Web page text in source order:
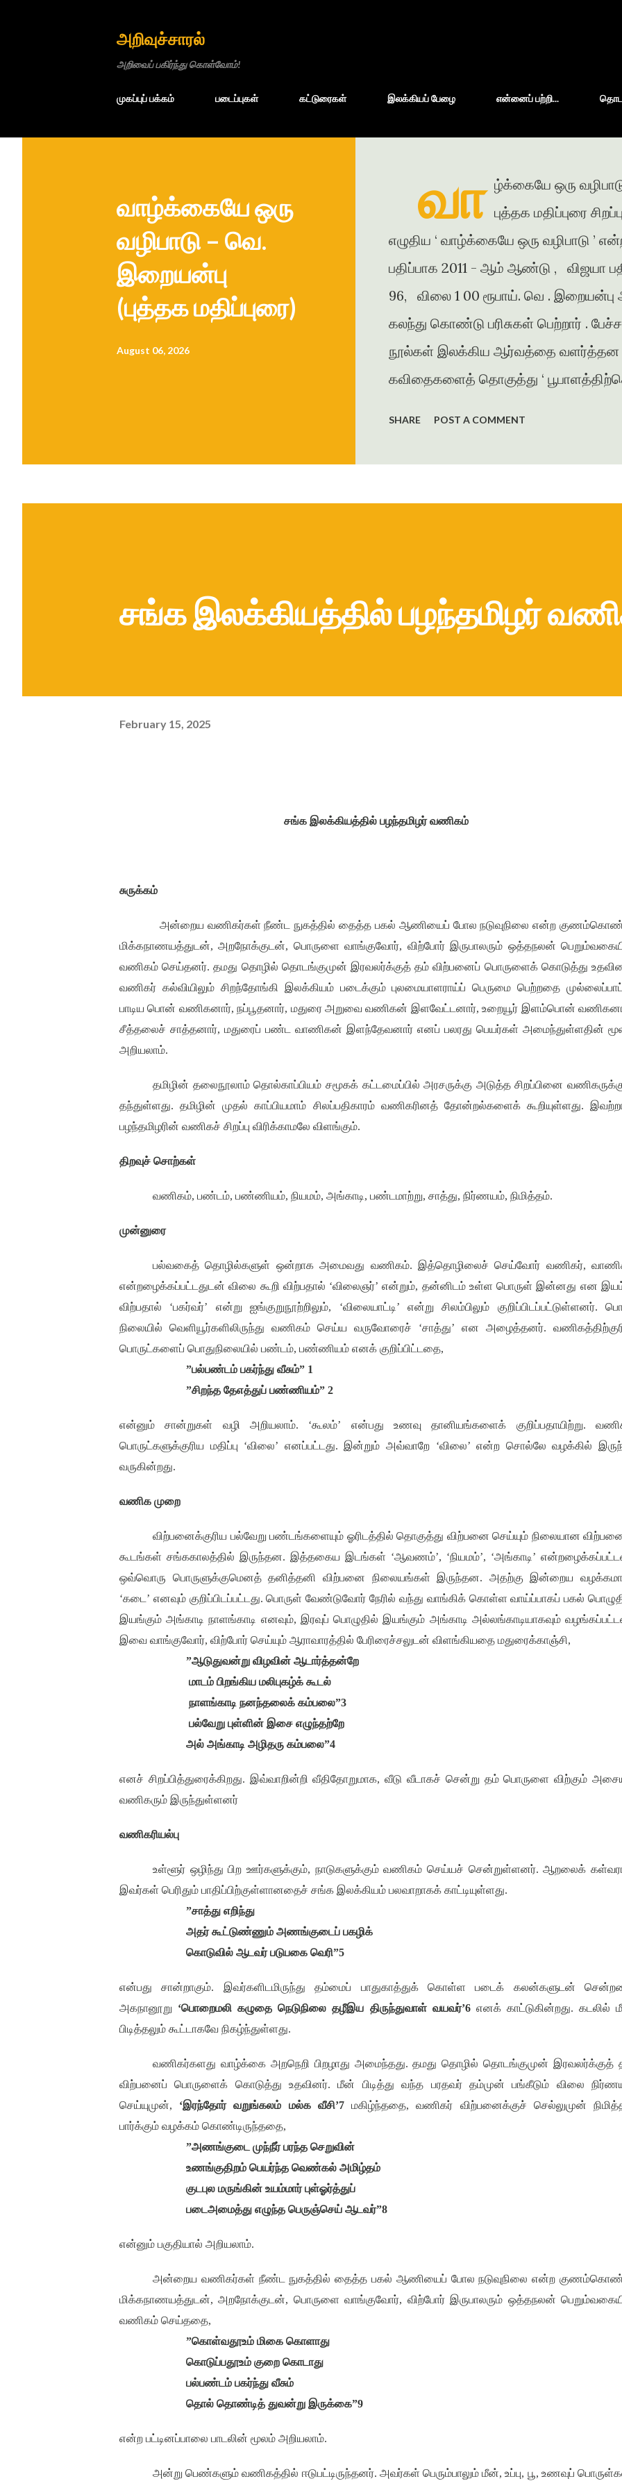
அறிவுச்சாரல்
அறிவைப் பகிர்ந்து கொள்வோம்!
முகப்புப் பக்கம் படைப்புகள் கட்டுரைகள் இலக்கியப் பேழை என்னைப் பற்றி...
வாழ்க்கையே ஒரு
வழிபாடு – வெ.
இறையன்பு
(புத்தக மதிப்புரை)
August 06, 2026
வா ழ்க்கையே ஒரு
புத்தக மதிப்புரை
எழுதிய ‘ வாழ்க்கையே ஒரு வழிபாடு
பதிப்பாக 2011 - ஆம் ஆண்டு , விஜயா
96, விலை 1 00 ரூபாய். வெ .
கலந்து கொண்டு பரிசுகள் பெற்றார் .
நூல்கள் இலக்கிய ஆர்வத்தை வளர்த்தன .
கவிதைகளைத் தொகுத்து ‘
கவிதை , கட்டுரைகளை எழுதியுள்ளார்
SHARE POST A COMMENT
சங்க இலக்கியத்தில் பழந்தமிழர்
February 15, 2025
சங்க இலக்கியத்தில் பழந்தமிழர் வணிகம்
சுருக்கம்
அன்றைய வணிகர்கள் நீண்ட நுகத்தில் தைத்த பகல் ஆணியைப் போல நடுவுநிலை என்ற
மிக்கநாணயத்துடன்,அறநோக்குடன், பொருளை வாங்குவோர், விற்போர் இருபாலரும் ஒத்தநலன்
வணிகம் செய்தனர். தமது தொழில் தொடங்குமுன் இரவலர்க்குத் தம் விற்பனைப் பொருளைக் கொடுத்து
வணிகர் கல்வியிலும் சிறந்தோங்கி இலக்கியம் படைக்கும் புலமையாளராய்ப் பெருமை பெற்றதை
பாடிய பொன் வணிகனார்,நப்பூதனார், மதுரை அறுவை வணிகன் இளவேட்டனார்,உறையூர் இளம்பொன்
சீத்தலைச் சாத்தனார், மதுரைப் பண்ட வாணிகன் இளந்தேவனார் எனப் பலரது பெயர்கள் அமைந்துள்ளதின்
அறியலாம்.
தமிழின் தலைநூலாம் தொல்காப்பியம் சமூகக் கட்டமைப்பில் அரசருக்கு அடுத்த சிறப்பினை
தந்துள்ளது. தமிழின் முதல் காப்பியமாம் சிலப்பதிகாரம் வணிகரினத் தோன்றல்களைக் கூறியுள்ளது.
பழந்தமிழரின் வணிகச் சிறப்பு விரிக்காமலே விளங்கும்.
திறவுச் சொற்கள்
வணிகம், பண்டம், பண்ணியம், நியமம், அங்காடி, பண்டமாற்று, சாத்து, நிர்ணயம், நிமித்தம்.
முன்னுரை
பல்வகைத் தொழில்களுள் ஒன்றாக அமைவது வணிகம். இத்தொழிலைச் செய்வோர் வணிகர்,
என்றழைக்கப்பட்டதுடன் விலை கூறி விற்பதால் ‘விலைஞர்’என்றும், தன்னிடம் உள்ள பொருள் இன்னது என
விற்பதால் ‘பகர்வர்’ என்று ஐங்குறுநூற்றிலும், ‘விலையாட்டி’ என்று சிலம்பிலும் குறிப்பிடப்பட்டுள்ளனர்.
நிலையில் வெளியூர்களிலிருந்து வணிகம் செய்ய வருவோரைச் ‘சாத்து’ என அழைத்தனர்.
பொருட்களைப் பொதுநிலையில் பண்டம், பண்ணியம் எனக் குறிப்பிட்டதை,
”பல்பண்டம் பகர்ந்து வீசும்” 1
”சிறந்த தேஎத்துப் பண்ணியம்” 2
என்னும் சான்றுகள் வழி அறியலாம். ‘கூலம்’ என்பது உணவு தானியங்களைக் குறிப்பதாயிற்று.
பொருட்களுக்குரிய மதிப்பு ‘விலை’ எனப்பட்டது. இன்றும் அவ்வாறே ‘விலை’என்ற சொல்லே வழக்கில்
வருகின்றது.
வணிக முறை
விற்பனைக்குரிய பல்வேறு பண்டங்களையும் ஓரிடத்தில் தொகுத்து விற்பனை செய்யும் நிலையான
கூடங்கள் சங்ககாலத்தில் இருந்தன. இத்தகைய இடங்கள் ‘ஆவணம்’, ‘நியமம்’, ‘அங்காடி’
ஒவ்வொரு பொருளுக்குமெனத் தனித்தனி விற்பனை நிலையங்கள் இருந்தன. அதற்கு இன்றைய
‘கடை ’ எனவும் குறிப்பிடப்பட்டது. பொருள் வேண்டுவோர் நேரில் வந்து வாங்கிக் கொள்ள வாய்ப்பாகப் பகல்
இயங்கும் அங்காடி நாளங்காடி எனவும், இரவுப் பொழுதில் இயங்கும் அங்காடி அல்லங்காடியாகவும்
இவை வாங்குவோர், விற்போர் செய்யும் ஆராவாரத்தில் பேரிரைச்சலுடன் விளங்கியதை மதுரைக்காஞ்சி,
”ஆடுதுவன்று விழவின் ஆடார்த்தன்றே
மாடம் பிறங்கிய மலிபுகழ்க் கூடல்
நாளங்காடி நனந்தலைக் கம்பலை”3
பல்வேறு புள்ளின் இசை எழுந்தற்றே
அல் அங்காடி அழிதரு கம்பலை”4
எனச் சிறப்பித்துரைக்கிறது. இவ்வாறின்றி வீதிதோறுமாக,வீடு வீடாகச் சென்று தம் பொருளை விற்கும்
வணிகரும் இருந்துள்ளனர்
வணிகரியல்பு
உள்ளூர் ஒழிந்து பிற ஊர்களுக்கும், நாடுகளுக்கும் வணிகம் செய்யச் சென்றுள்ளனர். ஆறலைக்
இவர்கள் பெரிதும் பாதிப்பிற்குள்ளானதைச் சங்க இலக்கியம் பலவாறாகக் காட்டியுள்ளது.
”சாத்து எறிந்து
அதர் கூட்டுண்ணும் அணங்குடைப் பகழிக்
கொடுவில் ஆடவர் படுபகை வெரி”5
என்பது சான்றாகும். இவர்களிடமிருந்து தம்மைப் பாதுகாத்துக் கொள்ள படைக் கலன்களுடன்
அகநானூறு ‘பொறைமலி கழுதை நெடுநிலை தழீஇய திருந்துவாள் வயவர்’6எனக் காட்டுகின்றது. கடலில்
பிடித்தலும் கூட்டாகவே நிகழ்ந்துள்ளது.
வணிகர்களது வாழ்க்கை அறநெறி பிறழாது அமைந்தது. தமது தொழில் தொடங்குமுன் இரவலர்க்குத்
விற்பனைப் பொருளைக் கொடுத்து உதவினர். மீன் பிடித்து வந்த பரதவர் தம்முன் பங்கீடும் விலை
செய்யுமுன், ‘இரந்தோர் வறுங்கலம் மல்க வீசி’7மகிழ்ந்ததை,வணிகர் விற்பனைக்குச் செல்லுமுன்
பார்க்கும் வழக்கம் கொண்டிருந்ததை,
”அணங்குடை முந்நீர் பரந்த செறுவின்
உணங்குதிறம் பெயர்ந்த வெண்கல் அமிழ்தம்
குடபுல மருங்கின் உயம்மார் புள்ஓர்த்துப்
படைஅமைத்து எழுந்த பெருஞ்செய் ஆடவர்”8
என்னும் பகுதியால் அறியலாம்.
அன்றைய வணிகர்கள் நீண்ட நுகத்தில் தைத்த பகல் ஆணியைப் போல நடுவுநிலை என்ற
மிக்கநாணயத்துடன்,அறநோக்குடன், பொருளை வாங்குவோர், விற்போர் இருபாலரும் ஒத்தநலன்
வணிகம் செய்ததை,
”கொள்வதூஉம் மிகை கொளாது
கொடுப்பதூஉம் குறை கொடாது
பல்பண்டம் பகர்ந்து வீசும்
தொல் தொண்டித் துவன்று இருக்கை”9
என்ற பட்டினப்பாலை பாடலின் மூலம் அறியலாம்.
அன்று பெண்களும் வணிகத்தில் ஈடுபட்டிருந்தனர். அவர்கள் பெரும்பாலும் மீன்,உப்பு, பூ, உணவுப்